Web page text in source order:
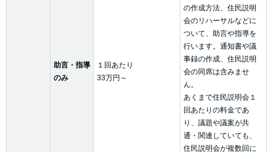
助言・指導
のみ
１回あたり
33万円～
の作成方法、住民説明
会のリハーサルなどに
ついて、助言や指導を
行います。通知書や議
事録の作成、住民説明
会の同席は含みませ
ん。
あくまで住民説明会１
回あたりの料金であ
り、議題や議案が共
通・関連していても、
住民説明会が複数回に